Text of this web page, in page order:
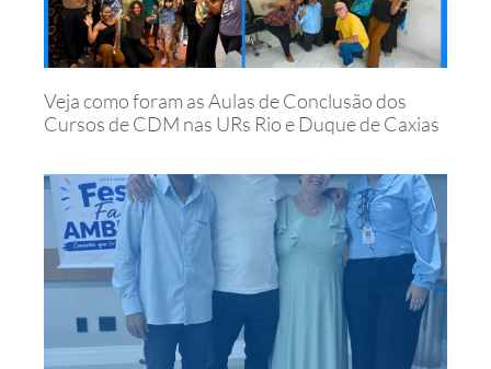
Veja como foram as Aulas de Conclusão dos
Cursos de CDM nas URs Rio e Duque de Caxias